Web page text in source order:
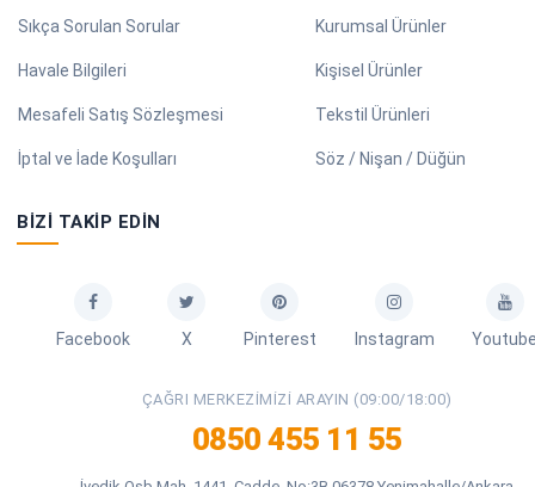
Sıkça Sorulan Sorular
Havale Bilgileri
Mesafeli Satış Sözleşmesi
İptal ve İade Koşulları
Kurumsal Ürünler
Kişisel Ürünler
Tekstil Ürünleri
Söz / Nişan / Düğün
BIZI TAKIP EDIN
Facebook X Pinterest Instagram
ÇAĞRI MERKEZIMIZI ARAYIN (09:00/18:00)
0850 455 11 55